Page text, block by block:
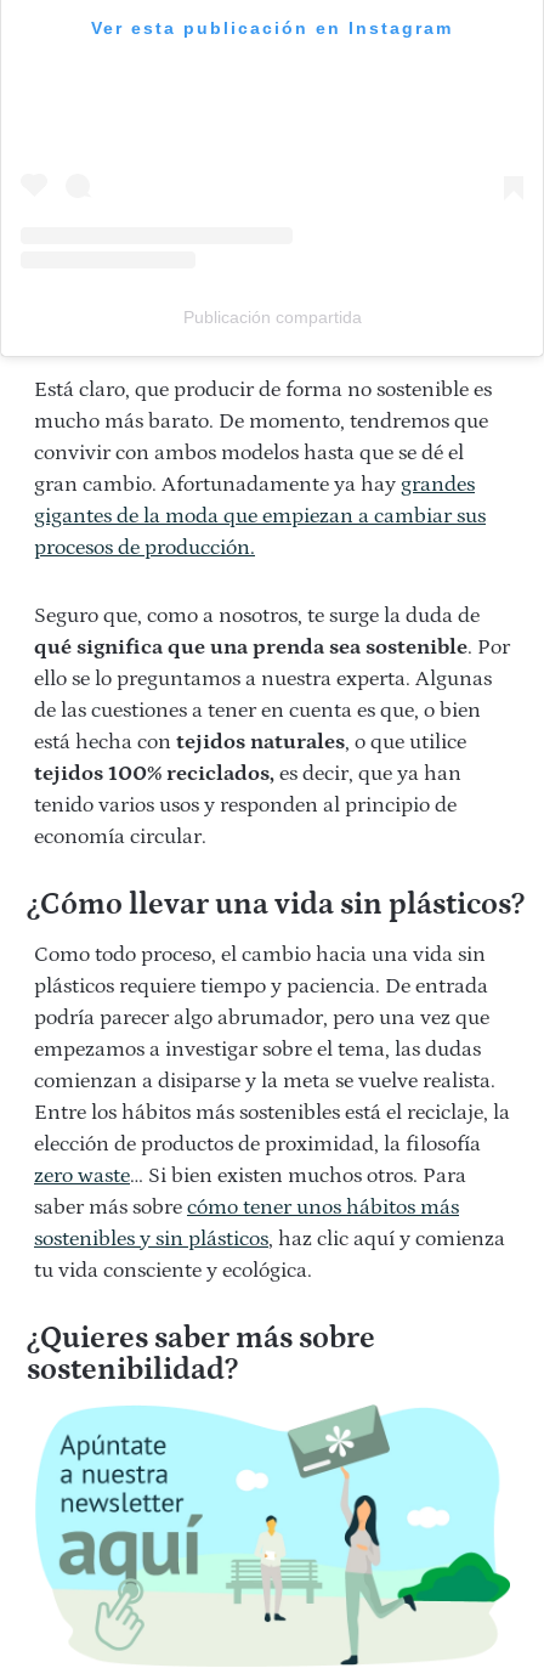
Ver esta publicación en Instagram
Publicación compartida
Está claro, que producir de forma no sostenible es
mucho más barato. De momento, tendremos que
convivir con ambos modelos hasta que se dé el
gran cambio. Afortunadamente ya hay grandes
gigantes de la moda que empiezan a cambiar sus
procesos de producción.
Seguro que, como a nosotros, te surge la duda de
qué significa que una prenda sea sostenible. Por
ello se lo preguntamos a nuestra experta. Algunas
de las cuestiones a tener en cuenta es que, o bien
está hecha con tejidos naturales, o que utilice
tejidos 100% reciclados, es decir, que ya han
tenido varios usos y responden al principio de
economía circular.
¿Cómo llevar una vida sin plásticos?
Como todo proceso, el cambio hacia una vida sin
plásticos requiere tiempo y paciencia. De entrada
podría parecer algo abrumador, pero una vez que
empezamos a investigar sobre el tema, las dudas
comienzan a disiparse y la meta se vuelve realista.
Entre los hábitos más sostenibles está el reciclaje, la
elección de productos de proximidad, la filosofía
zero waste… Si bien existen muchos otros. Para
saber más sobre cómo tener unos hábitos más
sostenibles y sin plásticos, haz clic aquí y comienza
tu vida consciente y ecológica.
¿Quieres saber más sobre
sostenibilidad?